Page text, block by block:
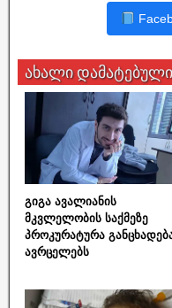
ახალი დამატებული
გიგა ავალიანის
მკვლელობის საქმეზე
პროკურატურა
ავრცელებს